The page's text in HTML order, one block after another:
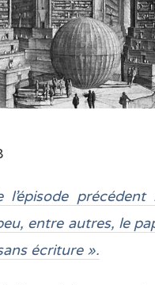
l’épisode
entre autres, le
écriture ».